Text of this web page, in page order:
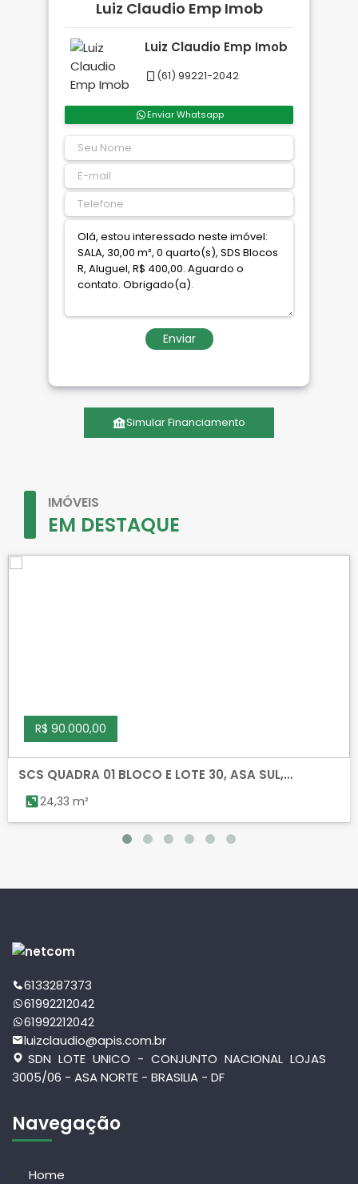
Luiz Claudio Emp Imob
Luiz Claudio Emp Imob
(61) 99221-2042
Enviar Whatsapp
Enviar
Simular Financiamento
IMÓVEIS
EM DESTAQUE
R$ 90.000,00
SCS QUADRA 01 BLOCO E LOTE 30, ASA SUL,
BRASILIA
24,33 m²
6133287373
61992212042
61992212042
luizclaudio@apis.com.br
SDN LOTE UNICO - CONJUNTO NACIONAL LOJAS
3005/06 - ASA NORTE - BRASILIA - DF
Navegação
Home